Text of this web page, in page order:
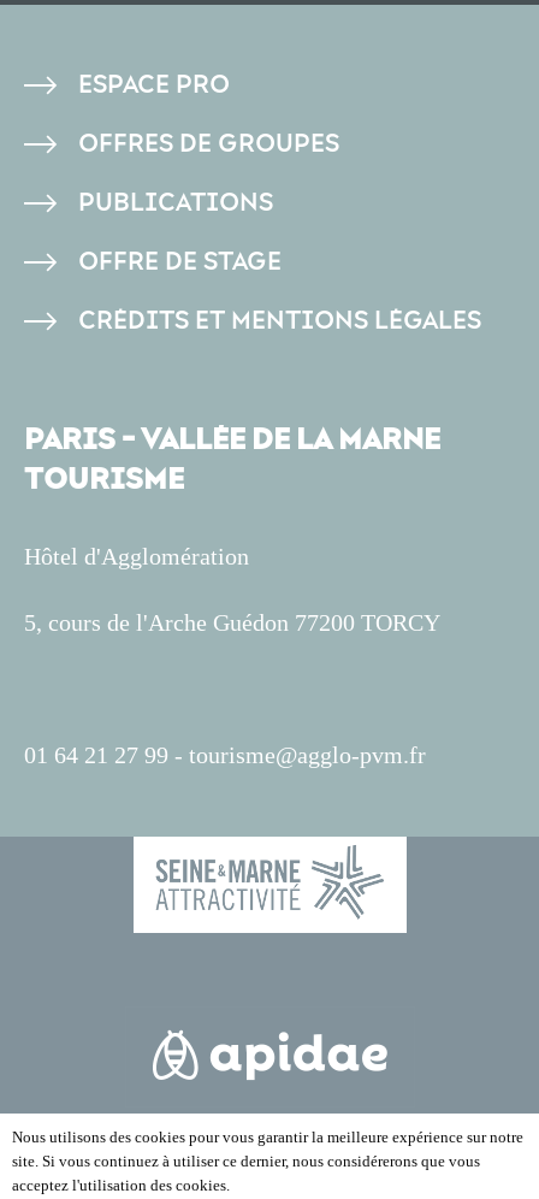
PIED
DE
ESPACE PRO
OFFRES DE GROUPES
PUBLICATIONS
OFFRE DE STAGE
CRÉDITS ET MENTIONS LÉGALES
PARIS - VALLÉE DE LA MARNE
TOURISME
Hôtel d'Agglomération
5, cours de l'Arche Guédon 77200 TORCY
01 64 21 27 99 - tourisme@agglo-pvm.fr
Nous utilisons des cookies pour vous garantir la meilleure expérience sur notre
site. Si vous continuez à utiliser ce dernier, nous considérerons que vous
acceptez l'utilisation des cookies.